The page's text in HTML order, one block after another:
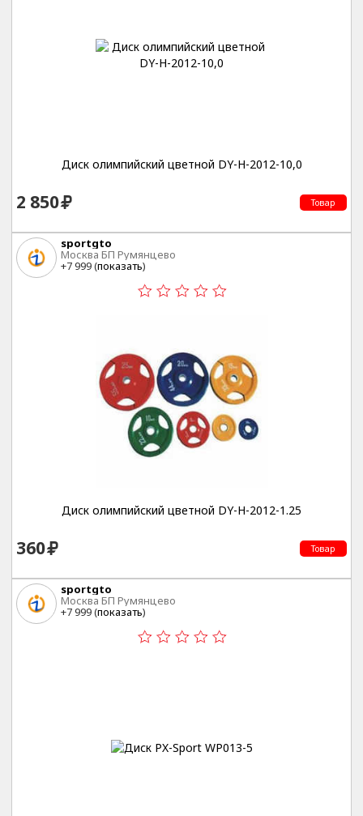
Диск олимпийский цветной DY-H-2012-10,0
2 850 Товар
sportgto
Москва БП Румянцево
+7 999 (показать)
Диск олимпийский цветной DY-H-2012-1.25
360 Товар
sportgto
Москва БП Румянцево
+7 999 (показать)